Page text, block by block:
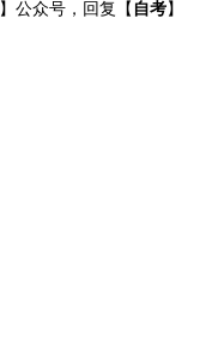
】公众号，回复【 自考】